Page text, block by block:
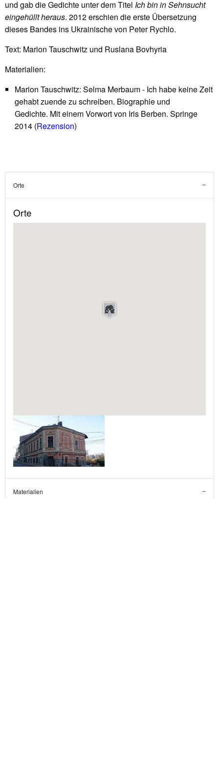
und gab die Gedichte unter dem Titel Ich bin in Sehnsucht
eingehüllt heraus. 2012 erschien die erste Übersetzung
dieses Bandes ins Ukrainische von Peter Rychlo.
Text: Marion Tauschwitz und Ruslana Bovhyria
Materialien:
Marion Tauschwitz: Selma Merbaum - Ich habe keine Zeit
gehabt zuende zu schreiben. Biographie und
Gedichte. Mit einem Vorwort von Iris Berben. Springe
2014 (Rezension)
Orte
Orte
Materialien